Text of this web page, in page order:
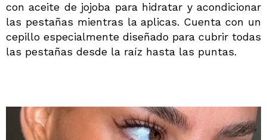
con aceite de jojoba para hidratar y acondicionar
las pestañas mientras la aplicas. Cuenta con un
cepillo especialmente diseñado para cubrir todas
las pestañas desde la raíz hasta las puntas.